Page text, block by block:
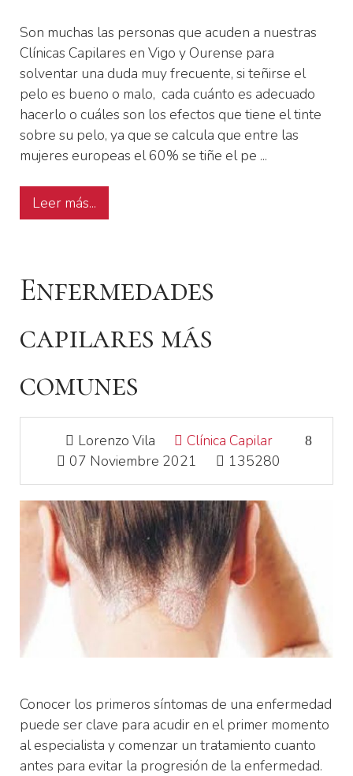
Son muchas las personas que acuden a nuestras
Clínicas Capilares en Vigo y Ourense para
solventar una duda muy frecuente, si teñirse el
pelo es bueno o malo, cada cuánto es adecuado
hacerlo o cuáles son los efectos que tiene el tinte
sobre su pelo, ya que se calcula que entre las
mujeres europeas el 60% se tiñe el pe ...
Leer más...
Enfermedades
capilares más
comunes
Lorenzo Vila
Clínica Capilar
07 Noviembre 2021
135280
Conocer los primeros síntomas de una enfermedad
puede ser clave para acudir en el primer momento
al especialista y comenzar un tratamiento cuanto
antes para evitar la progresión de la enfermedad.